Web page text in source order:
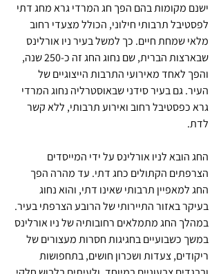
ישנם מקומות בהם הפך חג המרדי גרא מחג דתי
לפסטיבל תרבותי חילוני, הכולל מצעדי רחוב
מלאי שמחת חיים. כך למשל בעיר ניו אורלינס
שבארצות הברית, שם נחוג החג זה כ-250 שנה,
והפך לאחד מאירועי התרבות הייצוגיים של
העיר. גם בעיר סידני שבאוסטרליה נחוג המרדי
גרא כפסטיבל רחוב ואירוע תרבותי, ללא קשר
לדת.
החג הובא לניו אורלינס על ידי המייסדים
הצרפתים הקתולים כחג דתי. עד מהרה הפך
החג למאפיין תרבותי שאינו דתי, והוא נחוג
בעיקר באזור התיירותי של הרובע הצרפתי בעיר.
במהלך החג מתמלאים רחובותיה של ניו אורלינס
במשך כשבועיים בחגיגות חסרות מעצורים של
ריקודים, צעדות ושכרון חושים, בתחפושות